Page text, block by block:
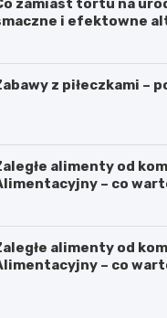
zamiast tortu na
i efektowne
z piłeczkami –
alimenty od
– co
alimenty od
– co